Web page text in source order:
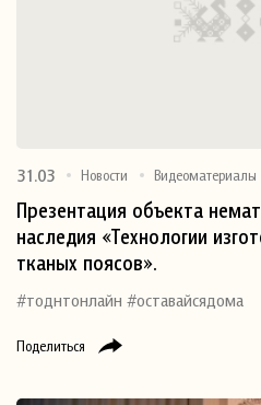
Поделиться
31.03 Новости Видеоматериалы
Презентация объекта
наследия «Технологии
тканых поясов».
#тоднтонлайн #оставайсядома